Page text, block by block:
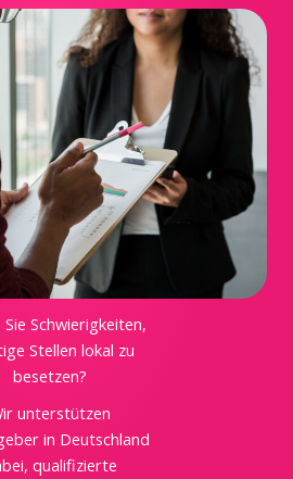
anfragen
Sie Schwierigkeiten,
Stellen lokal zu
besetzen?
unterstützen
in Deutschland
qualifizierte